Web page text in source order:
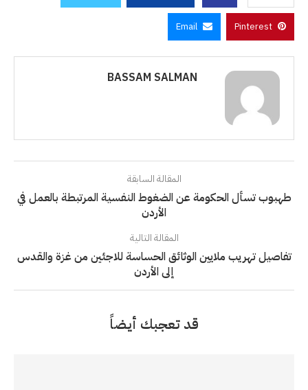
Pinterest
Email
BASSAM SALMAN
المقالة السابقة
طهبوب تسأل الحكومة عن الضغوط النفسية المرتبطة بالعمل في
الأردن
المقالة التالية
تفاصيل تهريب ملايين الوثائق الحساسة للاجئين من غزة والقدس
إلى الأردن
قد تعجبك أيضاً